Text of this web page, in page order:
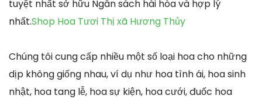
tuyệt nhất sở hữu Ngân sách hài hòa và hợp lý
nhất.Shop Hoa Tươi Thị xã Hương Thủy
Chúng tôi cung cấp nhiều một số loại hoa cho những
dịp không giống nhau, ví dụ như hoa tình ái, hoa sinh
nhật, hoa tang lễ, hoa sự kiện, hoa cưới, đuốc hoa